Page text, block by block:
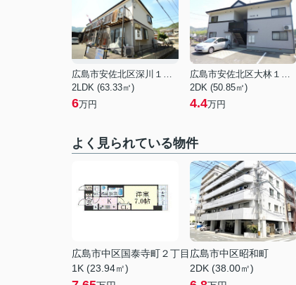
広島市安佐北区深川１丁目
2LDK (63.33㎡)
6万円
広島市安佐北区大林１丁目
2DK (50.85㎡)
4.4万円
よく見られている物件
広島市中区国泰寺町２丁目
1K (23.94㎡)
広島市中区昭和町
2DK (38.00㎡)